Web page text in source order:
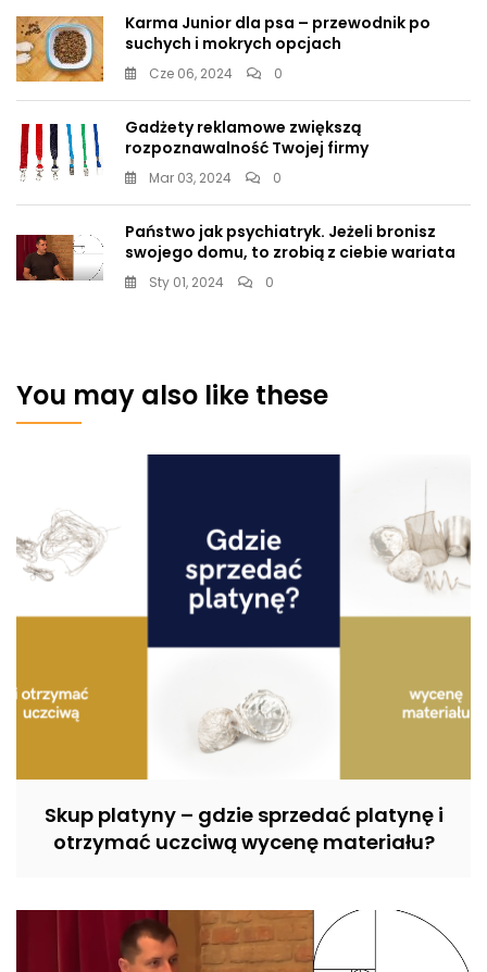
Karma Junior dla psa – przewodnik po
suchych i mokrych opcjach
Cze 06, 2024 0
Gadżety reklamowe zwiększą
rozpoznawalność Twojej firmy
Mar 03, 2024 0
Państwo jak psychiatryk. Jeżeli bronisz
swojego domu, to zrobią z ciebie wariata
Sty 01, 2024 0
You may also like these
Skup platyny – gdzie sprzedać platynę i
otrzymać uczciwą wycenę materiału?